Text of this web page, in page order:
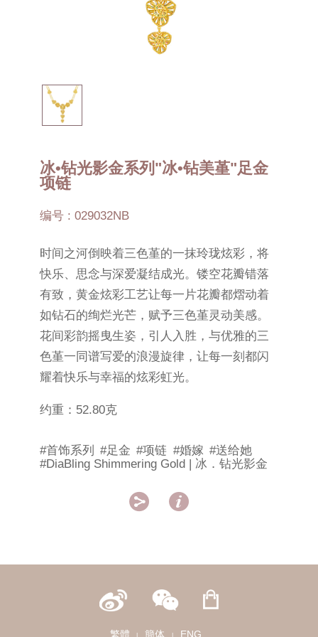
冰•钻光影金系列"冰•钻美堇"足金
项链
编号 : 029032NB
时间之河倒映着三色堇的一抹玲珑炫彩，将
快乐、思念与深爱凝结成光。镂空花瓣错落
有致，黄金炫彩工艺让每一片花瓣都熠动着
如钻石的绚烂光芒，赋予三色堇灵动美感。
花间彩韵摇曳生姿，引人入胜，与优雅的三
色堇一同谱写爱的浪漫旋律，让每一刻都闪
耀着快乐与幸福的炫彩虹光。
约重：52.80克
#首饰系列 #足金 #项链 #婚嫁 #送给她
#DiaBling Shimmering Gold | 冰．钻光影金
 
繁體 簡体 ENG